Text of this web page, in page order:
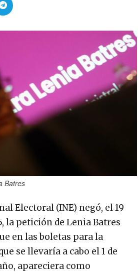
Batres
Electoral (INE) negó, el 19
la petición de Lenia Batres
en las boletas para la
se llevaría a cabo el 1 de
apareciera como